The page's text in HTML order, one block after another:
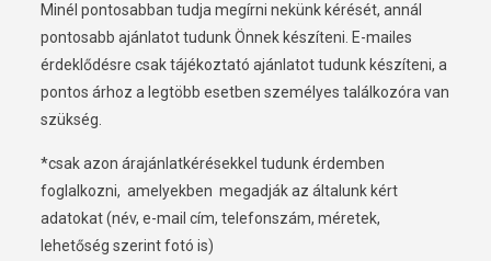
Minél pontosabban tudja megírni nekünk kérését, annál
pontosabb ajánlatot tudunk Önnek készíteni. E-mailes
érdeklődésre csak tájékoztató ajánlatot tudunk készíteni, a
pontos árhoz a legtöbb esetben személyes találkozóra van
szükség.
*csak azon árajánlatkérésekkel tudunk érdemben
foglalkozni, amelyekben megadják az általunk kért
adatokat (név, e-mail cím, telefonszám, méretek,
lehetőség szerint fotó is)